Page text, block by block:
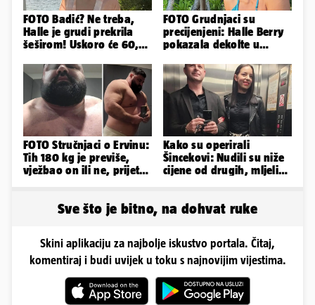
FOTO Badić? Ne treba,
Halle je grudi prekrila
šeširom! Uskoro će 60,
FOTO Grudnjaci su
precijenjeni: Halle Berry
pokazala dekolte u
haljinici
FOTO Stručnjaci o Ervinu:
Tih 180 kg je previše,
vježbao on ili ne, prijete
Kako su operirali
Šincekovi: Nudili su niže
cijene od drugih, mljeli
Sve što je bitno, na dohvat ruke
Skini aplikaciju za najbolje iskustvo portala. Čitaj,
komentiraj i budi uvijek u toku s najnovijim vijestima.